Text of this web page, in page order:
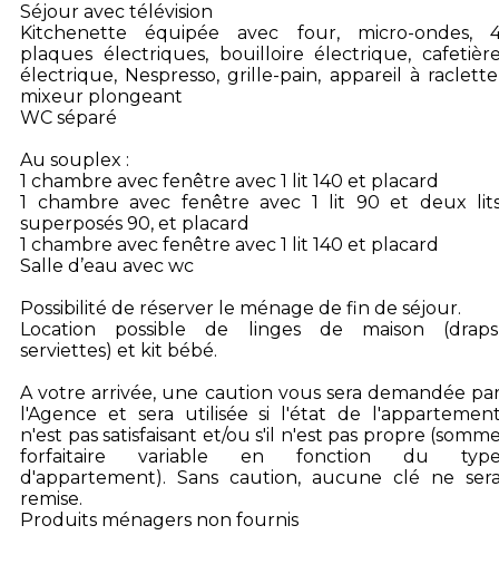
Séjour avec télévision
Kitchenette équipée avec four, micro-ondes,
plaques électriques, bouilloire électrique,
électrique, Nespresso, grille-pain, appareil à
mixeur plongeant
WC séparé
Au souplex :
1 chambre avec fenêtre avec 1 lit 140 et placard
1 chambre avec fenêtre avec 1 lit 90 et deux
superposés 90, et placard
1 chambre avec fenêtre avec 1 lit 140 et placard
Salle d’eau avec wc
Possibilité de réserver le ménage de fin de séjour.
Location possible de linges de maison
serviettes) et kit bébé.
A votre arrivée, une caution vous sera demandée
l'Agence et sera utilisée si l'état de
n'est pas satisfaisant et/ou s'il n'est pas propre
forfaitaire variable en fonction du
d'appartement). Sans caution, aucune clé ne
remise.
Produits ménagers non fournis